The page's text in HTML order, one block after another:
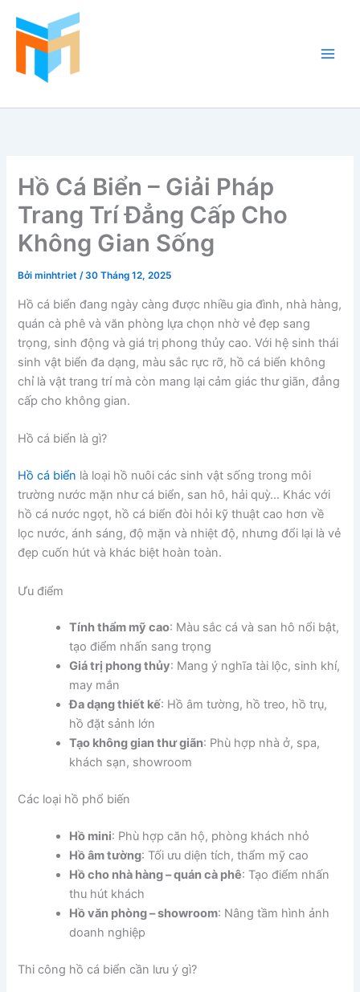
Hồ Cá Biển – Giải Pháp
Trang Trí Đẳng Cấp Cho
Không Gian Sống
Bởiminhtriet/30 Tháng 12, 2025
Hồ cá biển đang ngày càng được nhiều gia đình, nhà hàng,
quán cà phê và văn phòng lựa chọn nhờ vẻ đẹp sang
trọng, sinh động và giá trị phong thủy cao. Với hệ sinh thái
sinh vật biển đa dạng, màu sắc rực rỡ, hồ cá biển không
chỉ là vật trang trí mà còn mang lại cảm giác thư giãn, đẳng
cấp cho không gian.
Hồ cá biển là gì?
Hồ cá biển là loại hồ nuôi các sinh vật sống trong môi
trường nước mặn như cá biển, san hô, hải quỳ… Khác với
hồ cá nước ngọt, hồ cá biển đòi hỏi kỹ thuật cao hơn về
lọc nước, ánh sáng, độ mặn và nhiệt độ, nhưng đổi lại là vẻ
đẹp cuốn hút và khác biệt hoàn toàn.
Ưu điểm
Tính thẩm mỹ cao: Màu sắc cá và san hô nổi bật,
tạo điểm nhấn sang trọng
Giá trị phong thủy: Mang ý nghĩa tài lộc, sinh khí,
may mắn
Đa dạng thiết kế: Hồ âm tường, hồ treo, hồ trụ,
hồ đặt sảnh lớn
Tạo không gian thư giãn: Phù hợp nhà ở, spa,
khách sạn, showroom
Các loại hồ phổ biến
Hồ mini: Phù hợp căn hộ, phòng khách nhỏ
Hồ âm tường: Tối ưu diện tích, thẩm mỹ cao
Hồ cho nhà hàng – quán cà phê: Tạo điểm nhấn
thu hút khách
Hồ văn phòng – showroom: Nâng tầm hình ảnh
doanh nghiệp
Thi công hồ cá biển cần lưu ý gì?